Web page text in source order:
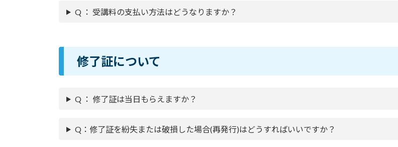
Q ： 受講料の支払い方法はどうなりますか？
修了証について
Q ： 修了証は当日もらえますか？
Q：修了証を紛失または破損した場合(再発行)はどうすればいいですか？